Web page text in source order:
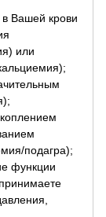
Вашей крови
или
подагра);
функции